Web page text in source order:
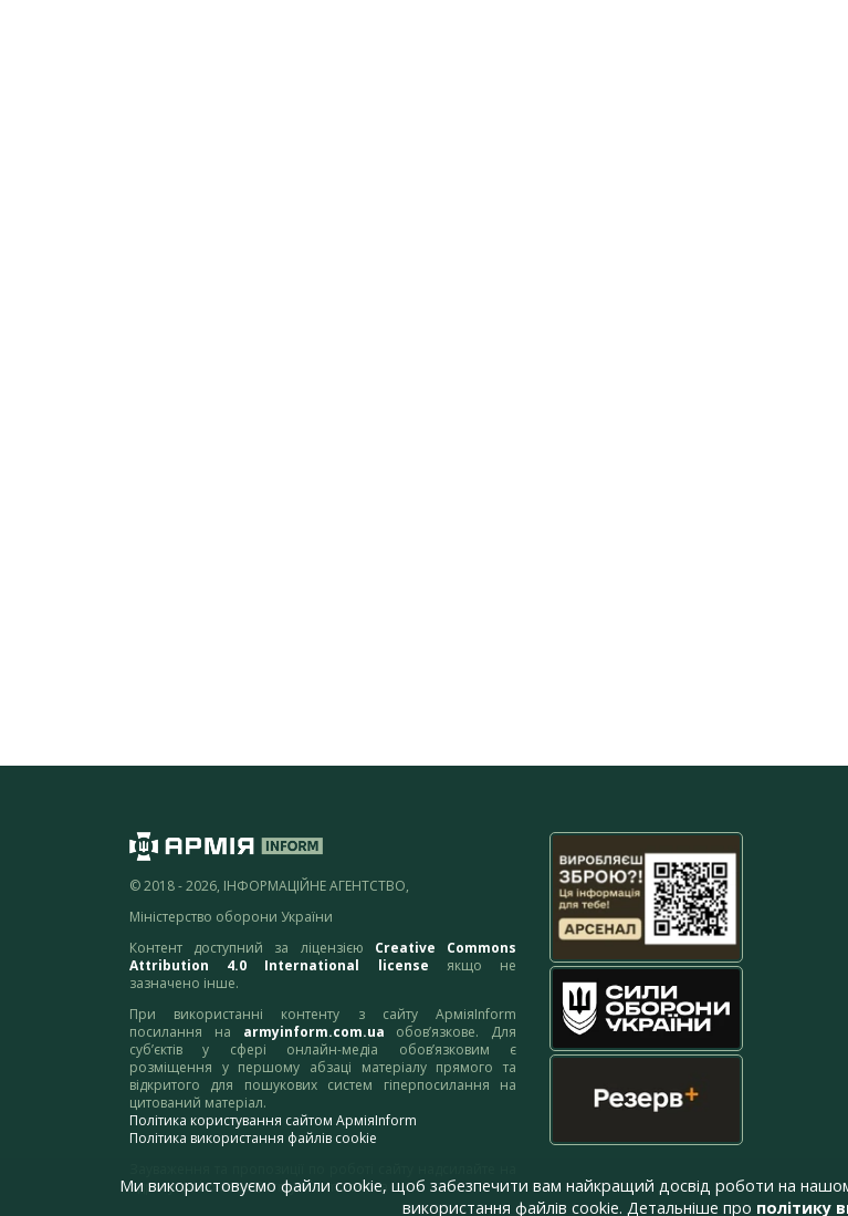
© 2018 - 2026, ІНФОРМАЦІЙНЕ АГЕНТСТВО,
Міністерство оборони України
Контент доступний за ліцензією Creative Commons
Attribution 4.0 International license якщо не
зазначено інше.
При використанні контенту з сайту АрміяInform
посилання на armyinform.com.ua обов’язкове. Для
суб’єктів у сфері онлайн-медіа обов’язковим є
розміщення у першому абзаці матеріалу прямого та
відкритого для пошукових систем гіперпосилання на
цитований матеріал.
Політика користування сайтом АрміяInform
Політика використання файлів cookie
адресу:webmaster@armyinform.com.ua
Ми використовуємо файли cookie, щоб забезпечити вам найкращий досвід роботи на
використання файлів cookie. Детальніше про політику